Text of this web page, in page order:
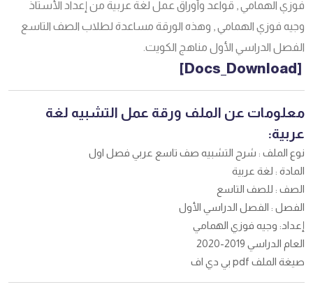
فوزي الهمامي , قواعد وأوراق عمل لغة عربية من إعداد الأستاذ
وجيه فوزي الهمامي , وهذه الورقة مساعدة لطلاب الصف التاسع
الفصل الدراسي الأول مناهج الكويت.
[Docs_Download]
معلومات عن الملف ورقة عمل التشبيه لغة
عربية:
نوع الملف : شرح التشبيه صف تاسع عربي فصل اول
المادة : لغة عربية
الصف : للصف التاسع
الفصل : الفصل الدراسي الأول
إعداد: وجيه فوزي الهمامي
العام الدراسي 2019-2020
صيغة الملف pdf بي دي اف